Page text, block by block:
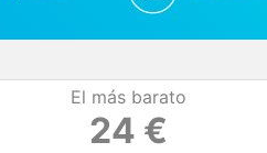
El más barato
24 €